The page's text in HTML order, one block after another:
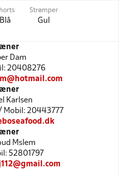
Blå
Strømper
Gul
Dam
20408276
Karlsen
Mobil: 20443777
Mslem
52801797